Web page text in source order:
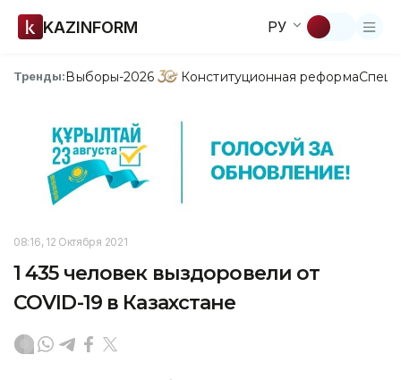
KAZINFORM РУ
Тренды:Выборы-2026 Конституционная реформа
08:16, 12 Октября 2021
1 435 человек выздоровели от
COVID-19 в Казахстане